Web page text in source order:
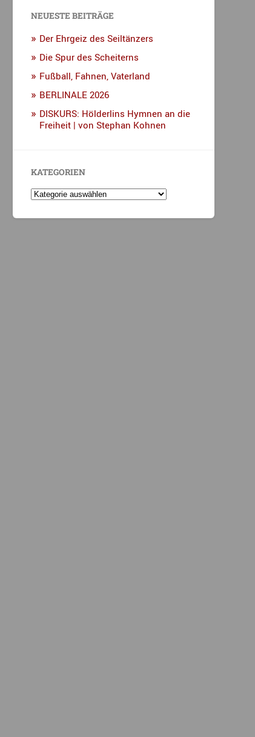
NEUESTE BEITRÄGE
Der Ehrgeiz des Seiltänzers
Die Spur des Scheiterns
Fußball, Fahnen, Vaterland
BERLINALE 2026
DISKURS: Hölderlins Hymnen an die
Freiheit | von Stephan Kohnen
KATEGORIEN